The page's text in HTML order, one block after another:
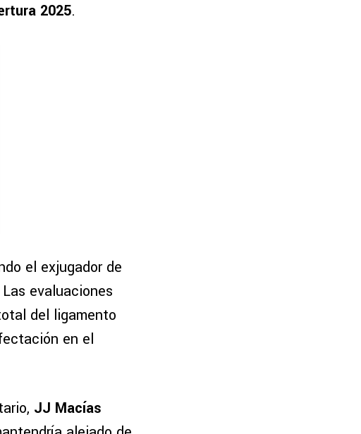
2025.
el exjugador de
evaluaciones
del ligamento
en el
JJ Macías